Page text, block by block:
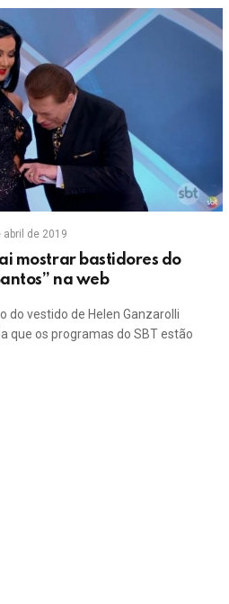
abril de 2019
mostrar bastidores do
na web
do vestido de Helen Ganzarolli
que os programas do SBT estão